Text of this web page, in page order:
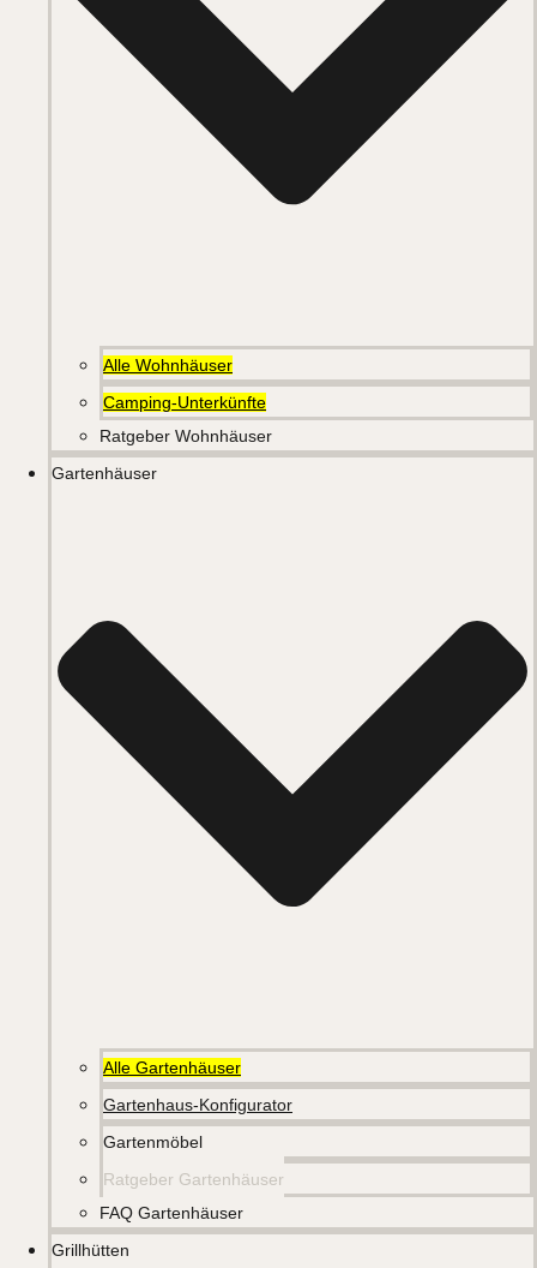
Alle Wohnhäuser
Camping-Unterkünfte
Ratgeber Wohnhäuser
Gartenhäuser
Alle Gartenhäuser
Gartenhaus-Konfigurator
Gartenmöbel
Ratgeber Gartenhäuser
FAQ Gartenhäuser
Grillhütten